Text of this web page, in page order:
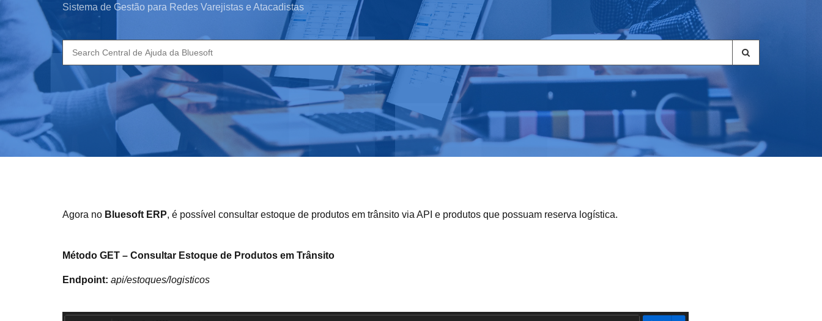
Sistema de Gestão para Redes Varejistas e Atacadistas
Search
for:
Agora no Bluesoft ERP, é possível consultar estoque de produtos em trânsito via API e produtos que possuam reserva logística.
Método GET – Consultar Estoque de Produtos em Trânsito
Endpoint: api/estoques/logisticos